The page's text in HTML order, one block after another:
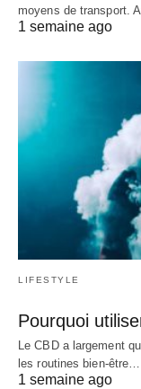
moyens de transport.
1 semaine ago
LIFESTYLE
Pourquoi
Le CBD a largement
les routines bien-être…
1 semaine ago